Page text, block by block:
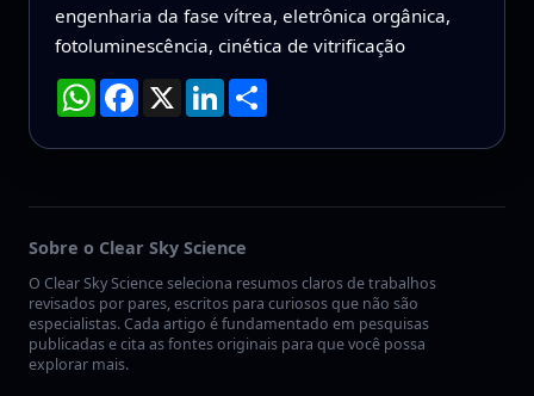
engenharia da fase vítrea, eletrônica orgânica,
fotoluminescência, cinética de vitrificação
WhatsApp
Facebook
X LinkedInCompartilhar
Sobre o Clear Sky Science
O Clear Sky Science seleciona resumos claros de trabalhos
revisados por pares, escritos para curiosos que não são
especialistas. Cada artigo é fundamentado em pesquisas
publicadas e cita as fontes originais para que você possa
explorar mais.